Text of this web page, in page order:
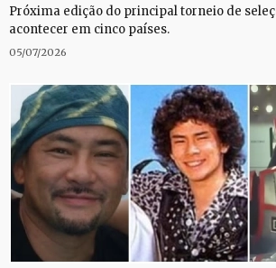
Próxima edição do principal torneio de
acontecer em cinco países.
05/07/2026